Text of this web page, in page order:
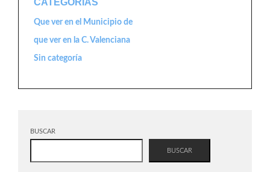
CATEGORÍAS
Que ver en el Municipio de
que ver en la C. Valenciana
Sin categoría
BUSCAR
BUSCAR